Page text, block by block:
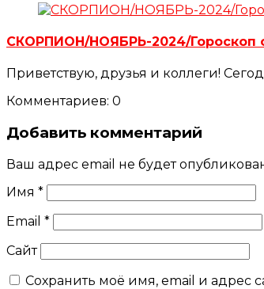
СКОРПИОН/НОЯБРЬ-2024/
Приветствую, друзья и коллеги!
Комментариев: 0
Добавить комментарий
Ваш адрес email не будет
Имя *
Email *
Сайт
Сохранить моё имя, email и адрес